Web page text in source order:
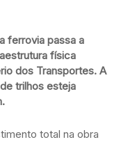
ferrovia passa a
física
dos Transportes. A
trilhos esteja
total na obra